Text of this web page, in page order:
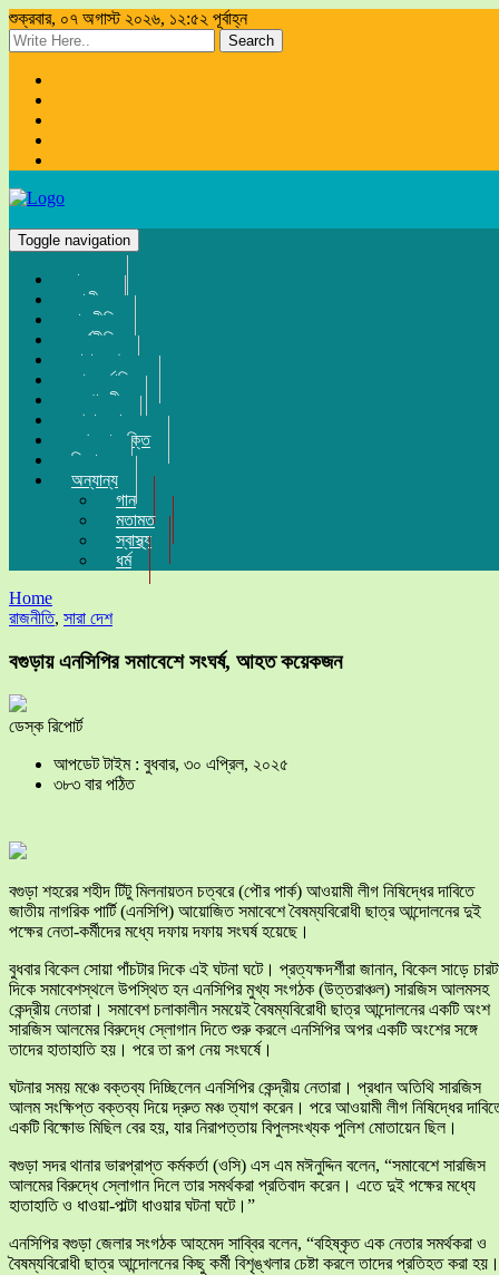
শুক্রবার, ০৭ অগাস্ট ২০২৬, ১২:৫২ পূর্বাহ্ন
Search
Toggle navigation
প্রচ্ছদ
জাতীয়
রাজনীতি
অর্থনীতি
সারা দেশ
আন্তর্জাতিক
সম্পাদকীয়
খেলা-ধুলা
তথ্য-প্রযুক্তি
বিনোদন
অন্যান্য
গান
মতামত
স্বাস্থ্য
ধর্ম
Home
রাজনীতি, সারা দেশ
বগুড়ায় এনসিপির সমাবেশে সংঘর্ষ, আহত কয়েকজন
ডেস্ক রিপোর্ট
আপডেট টাইম : বুধবার, ৩০ এপ্রিল, ২০২৫
৩৮৩ বার পঠিত
বগুড়া শহরের শহীদ টিটু মিলনায়তন চত্বরে (পৌর পার্ক) আওয়ামী লীগ নিষিদ্ধের দাবিতে
জাতীয় নাগরিক পার্টি (এনসিপি) আয়োজিত সমাবেশে বৈষম্যবিরোধী ছাত্র আন্দোলনের দুই
পক্ষের নেতা-কর্মীদের মধ্যে দফায় দফায় সংঘর্ষ হয়েছে।
বুধবার বিকেল সোয়া পাঁচটার দিকে এই ঘটনা ঘটে। প্রত্যক্ষদর্শীরা জানান, বিকেল সাড়ে
দিকে সমাবেশস্থলে উপস্থিত হন এনসিপির মুখ্য সংগঠক (উত্তরাঞ্চল) সারজিস আলমসহ
কেন্দ্রীয় নেতারা। সমাবেশ চলাকালীন সময়েই বৈষম্যবিরোধী ছাত্র আন্দোলনের একটি অংশ
সারজিস আলমের বিরুদ্ধে স্লোগান দিতে শুরু করলে এনসিপির অপর একটি অংশের সঙ্গে
তাদের হাতাহাতি হয়। পরে তা রূপ নেয় সংঘর্ষে।
ঘটনার সময় মঞ্চে বক্তব্য দিচ্ছিলেন এনসিপির কেন্দ্রীয় নেতারা। প্রধান অতিথি সারজিস
আলম সংক্ষিপ্ত বক্তব্য দিয়ে দ্রুত মঞ্চ ত্যাগ করেন। পরে আওয়ামী লীগ নিষিদ্ধের
একটি বিক্ষোভ মিছিল বের হয়, যার নিরাপত্তায় বিপুলসংখ্যক পুলিশ মোতায়েন ছিল।
বগুড়া সদর থানার ভারপ্রাপ্ত কর্মকর্তা (ওসি) এস এম মঈনুদ্দিন বলেন, “সমাবেশে সারজিস
আলমের বিরুদ্ধে স্লোগান দিলে তার সমর্থকরা প্রতিবাদ করেন। এতে দুই পক্ষের মধ্যে
হাতাহাতি ও ধাওয়া-পাল্টা ধাওয়ার ঘটনা ঘটে।”
এনসিপির বগুড়া জেলার সংগঠক আহমেদ সাব্বির বলেন, “বহিষ্কৃত এক নেতার সমর্থকরা ও
বৈষম্যবিরোধী ছাত্র আন্দোলনের কিছু কর্মী বিশৃঙ্খলার চেষ্টা করলে তাদের প্রতিহত করা